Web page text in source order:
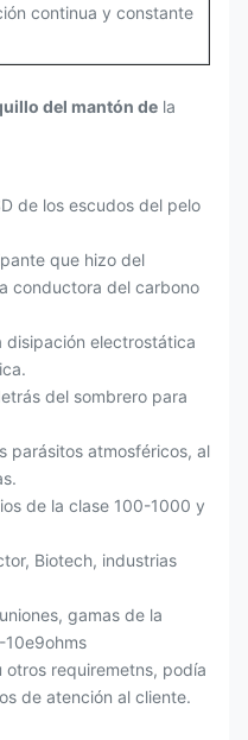
continua y constante
del mantón de la
de los escudos del pelo
que hizo del
conductora del carbono
disipación electrostática
del sombrero para
parásitos atmosféricos, al
de la clase 100-1000 y
Biotech, industrias
gamas de la
10e9ohms
otros requiremetns, podía
de atención al cliente.